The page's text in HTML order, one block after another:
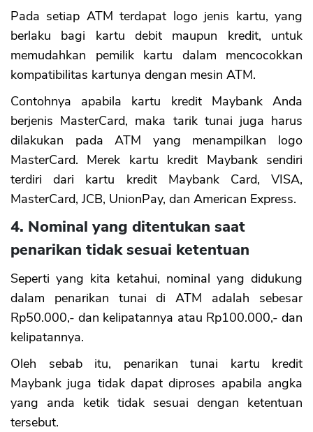
Pada setiap ATM terdapat logo jenis kartu, yang
berlaku bagi kartu debit maupun kredit, untuk
memudahkan pemilik kartu dalam mencocokkan
kompatibilitas kartunya dengan mesin ATM.
Contohnya apabila kartu kredit Maybank Anda
berjenis MasterCard, maka tarik tunai juga harus
dilakukan pada ATM yang menampilkan logo
MasterCard. Merek kartu kredit Maybank sendiri
terdiri dari kartu kredit Maybank Card, VISA,
MasterCard, JCB, UnionPay, dan American Express.
4. Nominal yang ditentukan saat
penarikan tidak sesuai ketentuan
Seperti yang kita ketahui, nominal yang didukung
dalam penarikan tunai di ATM adalah sebesar
Rp50.000,- dan kelipatannya atau Rp100.000,- dan
kelipatannya.
Oleh sebab itu, penarikan tunai kartu kredit
Maybank juga tidak dapat diproses apabila angka
yang anda ketik tidak sesuai dengan ketentuan
tersebut.